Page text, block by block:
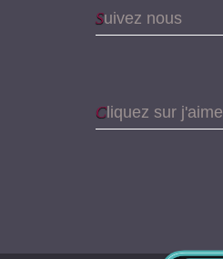
Suivez nous
Cliquez sur j'aime